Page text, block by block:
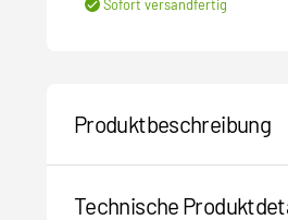
Sofort versandfertig
Produktbeschreibung
Technische